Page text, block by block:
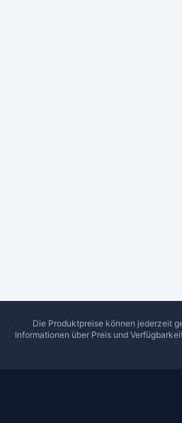
Die Produktpreise können jederzeit
Informationen über Preis und